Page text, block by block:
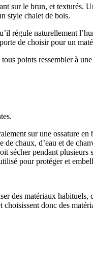
sur le brun, et texturés.
style chalet de bois.
régule naturellement
de choisir pour un
points ressembler à
sur une ossature
de chaux, d’eau et de
sécher pendant plusieurs
pour protéger et
des matériaux
choisissent donc des